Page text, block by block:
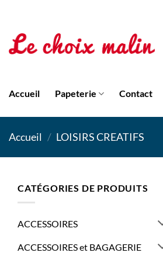
contenu
Accueil Papeterie Contact
Accueil / LOISIRS CREATIFS
CATÉGORIES DE PRODUITS
ACCESSOIRES
ACCESSOIRES et BAGAGERIE